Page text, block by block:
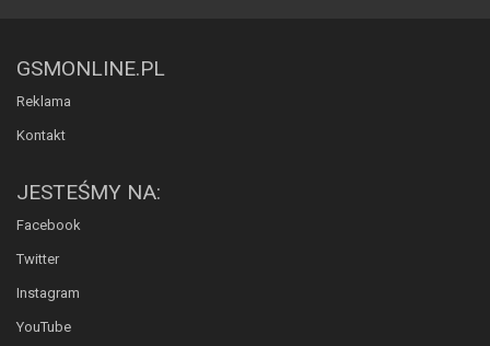
GSMONLINE.PL
Reklama
Kontakt
JESTEŚMY NA:
Facebook
Twitter
Instagram
YouTube